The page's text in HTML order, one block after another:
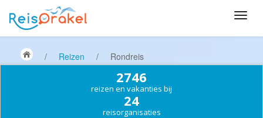
/ Reizen / Rondreis
2746
reizen en vakanties bij
24
reisorganisaties